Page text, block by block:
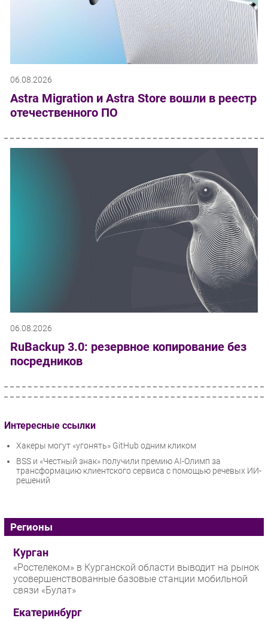
06.08.2026
Astra Migration и Astra Store вошли в реестр
отечественного ПО
06.08.2026
RuBackup 3.0: резервное копирование без
посредников
Интересные ссылки
Хакеры могут «угонять» GitHub одним кликом
BSS и «Честный знак» получили премию AI-Олимп за
трансформацию клиентского сервиса с помощью речевых ИИ-
решений
Регионы
Курган
«Ростелеком» в Курганской области выводит на рынок
усовершенствованные базовые станции мобильной
связи «Булат»
Екатеринбург